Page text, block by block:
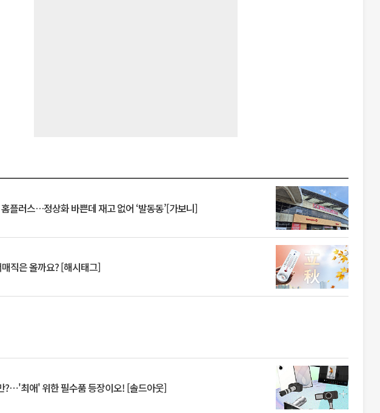
플러스…정상화 바쁜데 재고 없어 ‘발동동’[가보니]
직은 올까요? [해시태그]
?⋯'최애' 위한 필수품 등장이오! [솔드아웃]